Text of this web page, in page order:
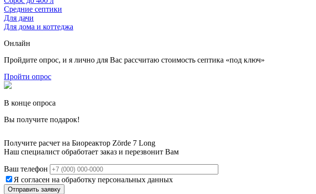
Средние септики
Для дачи
Для дома и коттеджа
Онлайн
Пройдите опрос, и я лично для Вас рассчитаю стоимость септика «под ключ»
Пройти опрос
В конце опроса
Вы получите подарок!
Получите расчет на Биореактор Zörde 7 Long
Наш специалист обработает заказ и перезвонит Вам
Ваш телефон
Я согласен на обработку персональных данных